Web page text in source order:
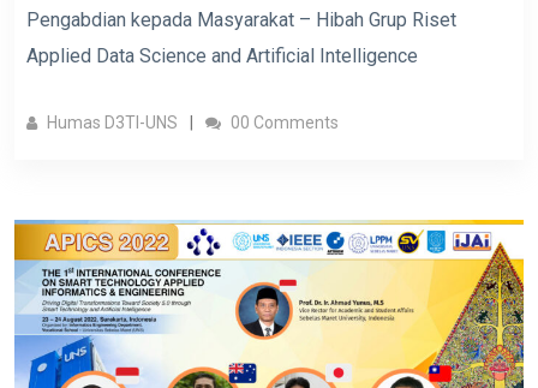
Pengabdian kepada Masyarakat – Hibah Grup Riset
Applied Data Science and Artificial Intelligence
Humas D3TI-UNS 00 Comments